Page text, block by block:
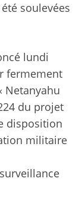
soulevées
lundi
fermement
Netanyahu
du projet
disposition
militaire